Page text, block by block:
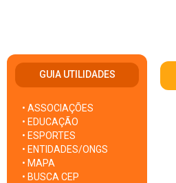
GUIA UTILIDADES
• ASSOCIAÇÕES
• EDUCAÇÃO
• ESPORTES
• ENTIDADES/ONGS
• MAPA
• BUSCA CEP